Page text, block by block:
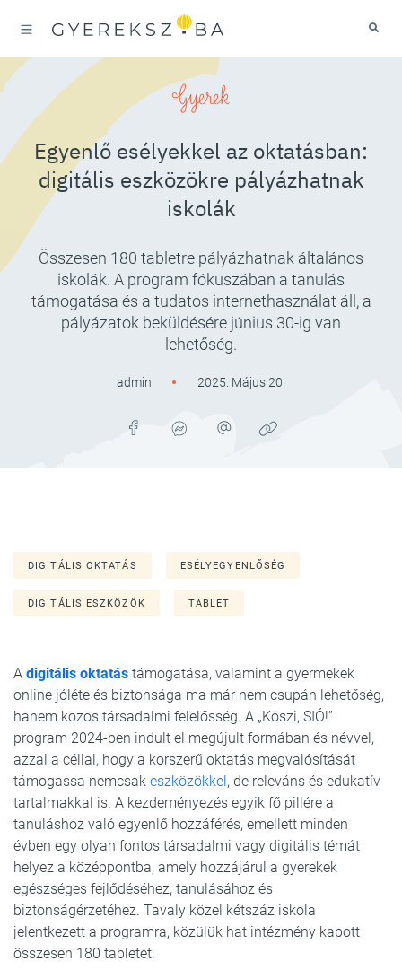
Gyerek
Egyenlő esélyekkel az oktatásban:
digitális eszközökre pályázhatnak
iskolák
Összesen 180 tabletre pályázhatnak általános
iskolák. A program fókuszában a tanulás
támogatása és a tudatos internethasználat áll, a
pályázatok beküldésére június 30-ig van
lehetőség.
admin 2025. Május 20.
DIGITÁLIS OKTATÁS ESÉLYEGYENLŐSÉG
DIGITÁLIS ESZKÖZÖK TABLET
A digitális oktatás támogatása, valamint a gyermekek
online jóléte és biztonsága ma már nem csupán lehetőség,
hanem közös társadalmi felelősség. A „Köszi, SIÓ!”
program 2024-ben indult el megújult formában és névvel,
azzal a céllal, hogy a korszerű oktatás megvalósítását
támogassa nemcsak eszközökkel, de releváns és edukatív
tartalmakkal is. A kezdeményezés egyik fő pillére a
tanuláshoz való egyenlő hozzáférés, emellett minden
évben egy olyan fontos társadalmi vagy digitális témát
helyez a középpontba, amely hozzájárul a gyerekek
egészséges fejlődéséhez, tanulásához és
biztonságérzetéhez. Tavaly közel kétszáz iskola
jelentkezett a programra, közülük hat intézmény kapott
összesen 180 tabletet.